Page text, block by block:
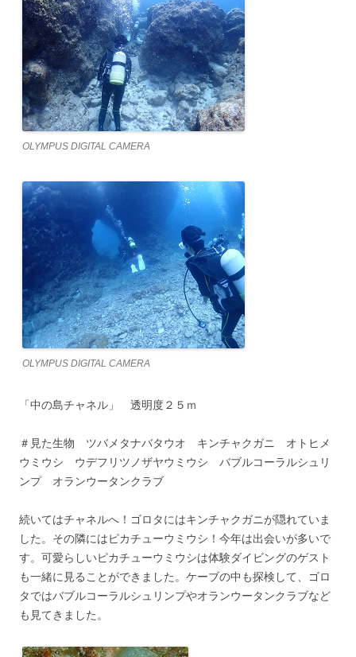
OLYMPUS DIGITAL CAMERA
OLYMPUS DIGITAL CAMERA
「中の島チャネル」 透明度２５ｍ
＃見た生物 ツバメタナバタウオ キンチャクガニ オトヒメ
ウミウシ ウデフリツノザヤウミウシ バブルコーラルシュリ
ンプ オランウータンクラブ
続いてはチャネルへ！ゴロタにはキンチャクガニが隠れていま
した。その隣にはピカチューウミウシ！今年は出会いが多いで
す。可愛らしいピカチューウミウシは体験ダイビングのゲスト
も一緒に見ることができました。ケーブの中も探検して、ゴロ
タではバブルコーラルシュリンプやオランウータンクラブなど
も見てきました。